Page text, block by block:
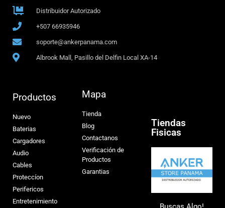
Distribuidor Autorizado
+507 66935946
soporte@ankerpanama.com
Albrook Mall, Pasillo del Delfin Local XA-14
Productos
Nuevo
Baterias
Cargadores
Audio
Cables
Proteccíon
Perifericos
Entretenimiento
Mapa
Tienda
Blog
Contactanos
Verificación de
Productos
Garantias
Tiendas
Fisicas